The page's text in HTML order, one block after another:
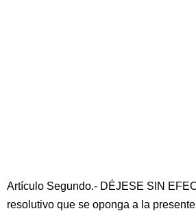
Artículo Segundo.- DÉJESE SIN
resolutivo que se oponga a la